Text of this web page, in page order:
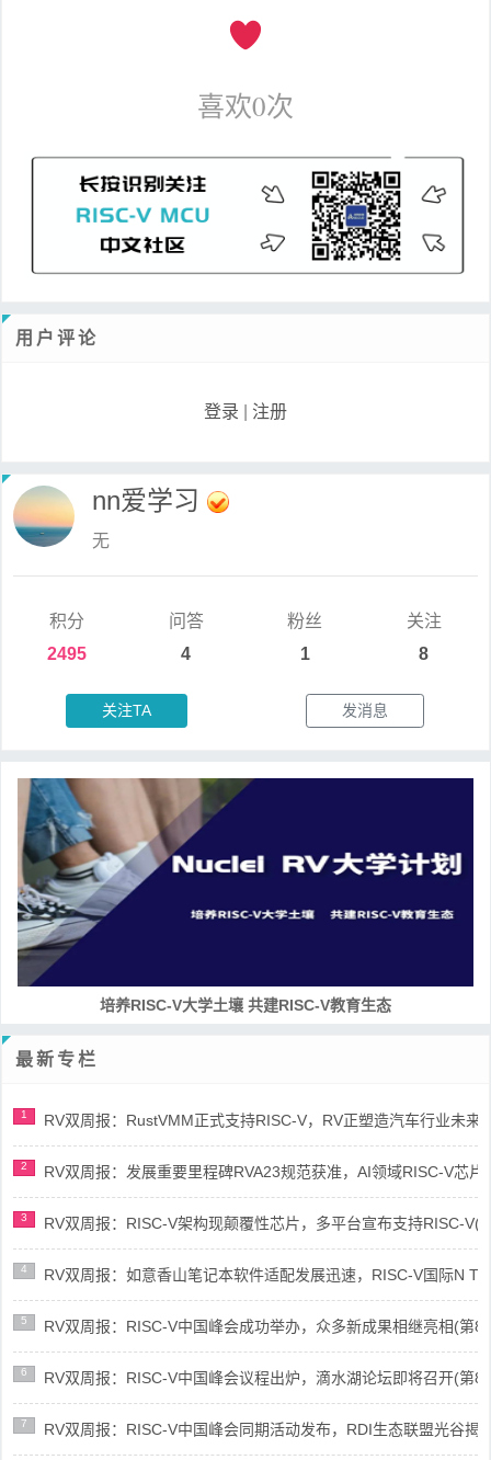
喜欢0次
用户评论
登录 注册
nn爱学习
无
积分
2495
问答
4
粉丝
1
关注
8
关注TA 发消息
RISC-V处理器设计系列课程
最新专栏
1 RV双周报：RustVMM正式支持RISC-V，RV正塑造汽车行业未来
2 RV双周报：发展重要里程碑RVA23规范获准，AI领域RISC-V芯
3 RV双周报：RISC-V架构现颠覆性芯片，多平台宣布支持RISC-V(
4 RV双周报：如意香山笔记本软件适配发展迅速，RISC-V国际N
5 RV双周报：RISC-V中国峰会成功举办，众多新成果相继亮相(第
6 RV双周报：RISC-V中国峰会议程出炉，滴水湖论坛即将召开(第
7 RV双周报：RISC-V中国峰会同期活动发布，RDI生态联盟光谷揭